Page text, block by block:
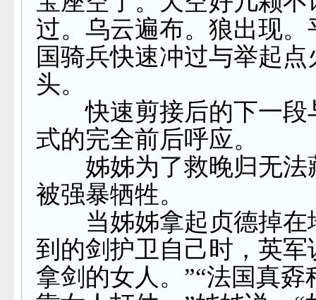
过。乌云遍布。狼出现。
国骑兵快速冲过与举起
头。
快速剪接后的下一段
式的完全前后呼应。
姊姊为了救晚归无法
被强暴牺牲。
当姊姊拿起贞德掉在
到的剑护卫自己时，英军
拿剑的女人。”“法国真孬